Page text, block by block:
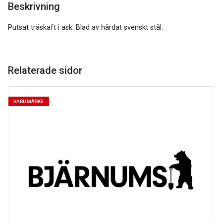
Beskrivning
Putsat träskaft i ask. Blad av härdat svenskt stål.
Relaterade sidor
VARUMÄRKE